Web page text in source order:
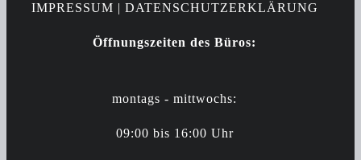
IMPRESSUM | DATENSCHUTZERKLÄRUNG
Öffnungszeiten des Büros:
montags - mittwochs:
09:00 bis 16:00 Uhr